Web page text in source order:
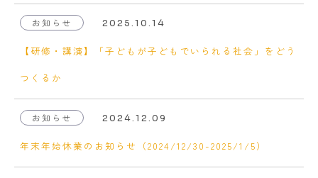
お知らせ 2025.10.14
【研修・講演】「子どもが子どもでいられる社会」をどう
つくるか
お知らせ 2024.12.09
年末年始休業のお知らせ（2024/12/30-2025/1/5）